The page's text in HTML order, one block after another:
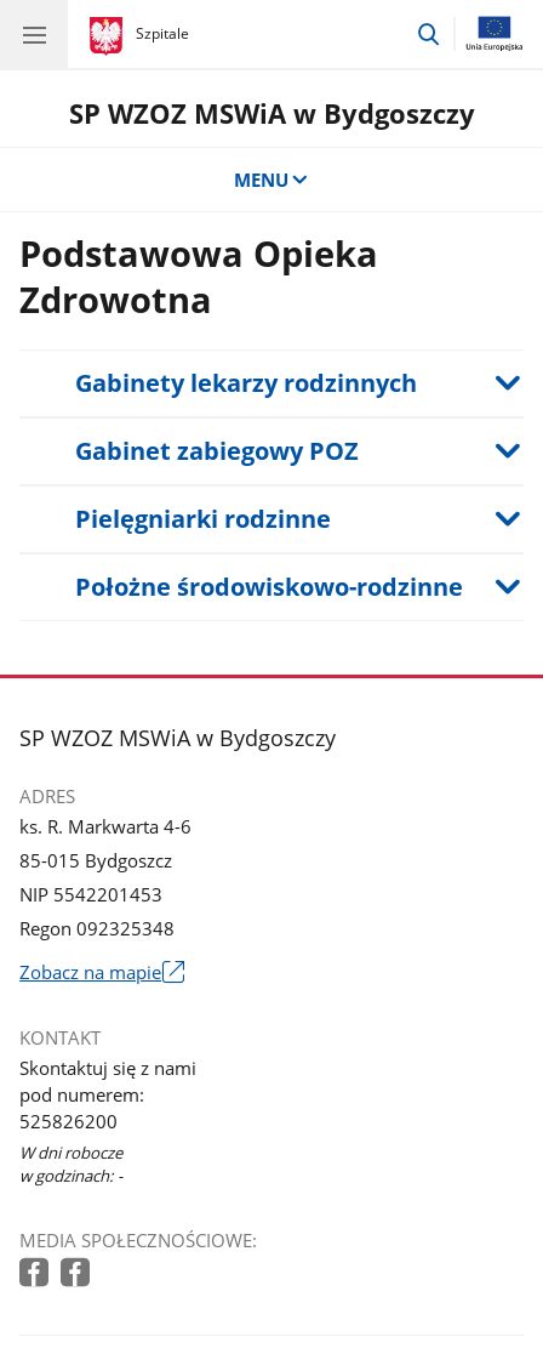
gov.pl
Szpitale
gov.pl
Szpitale
przejdź
SP WZOZ MSWiA w Bydgoszczy
MENU
Podstawowa Opieka
Zdrowotna
Gabinety lekarzy rodzinnych
Gabinet zabiegowy POZ
Pielęgniarki rodzinne
Położne środowiskowo-rodzinne
stopka
SP WZOZ MSWiA w Bydgoszczy
ADRES
ks. R. Markwarta 4-6
85-015 Bydgoszcz
NIP 5542201453
Regon 092325348
Zobacz na mapie
się
w
nowym
oknie
KONTAKT
Skontaktuj się z nami
pod numerem:
525826200
W dni robocze
w godzinach: -
MEDIA SPOŁECZNOŚCIOWE: